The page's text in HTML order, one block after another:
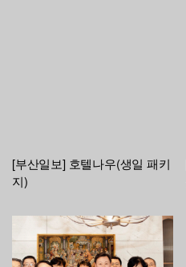
[부산일보] 호텔나우(생일 패키
지)